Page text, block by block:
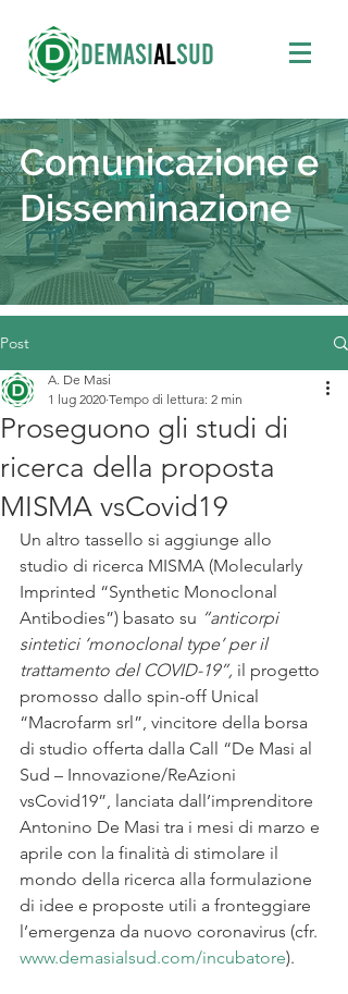
DEMASIALSUD
Comunicazione e
Disseminazione
Post
Proseguono gli studi di
ricerca della proposta
MISMA vsCovid19
A. De Masi
1 lug 2020 Tempo di lettura: 2 min
Un altro tassello si aggiunge allo
studio di ricerca MISMA (Molecularly
Imprinted “Synthetic Monoclonal
Antibodies”) basato su “anticorpi
sintetici ‘monoclonal type’ per il
trattamento del COVID-19”, il progetto
promosso dallo spin-off Unical
“Macrofarm srl”, vincitore della borsa
di studio offerta dalla Call “De Masi al
Sud – Innovazione/ReAzioni
vsCovid19”, lanciata dall’imprenditore
Antonino De Masi tra i mesi di marzo e
aprile con la finalità di stimolare il
mondo della ricerca alla formulazione
di idee e proposte utili a fronteggiare
l’emergenza da nuovo coronavirus (cfr.
www.demasialsud.com/incubatore).